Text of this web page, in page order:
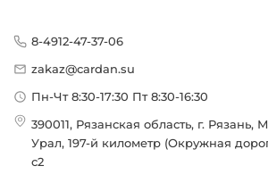
8-4912-47-37-06
zakaz@cardan.su
Пн-Чт 8:30-17:30 Пт 8:30-16:30
390011, Рязанская область, г. Рязань,
Урал, 197-й километр (Окружная
с2